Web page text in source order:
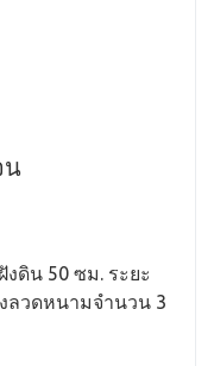
น
งดิน 50 ซม. ระยะ
งลวดหนามจำนวน 3